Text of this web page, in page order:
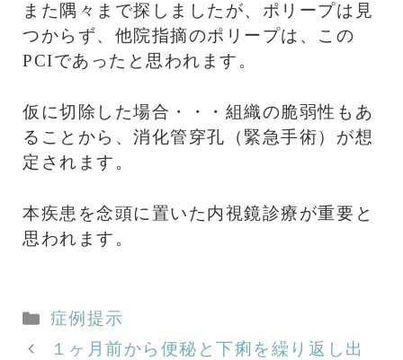
また隅々まで探しましたが、ポリープは見
つからず、他院指摘のポリープは、この
PCIであったと思われます。
仮に切除した場合・・・組織の脆弱性もあ
ることから、消化管穿孔（緊急手術）が想
定されます。
本疾患を念頭に置いた内視鏡診療が重要と
思われます。
カ
テ
症例提示
１ヶ月前から便秘と下痢を繰り返し出